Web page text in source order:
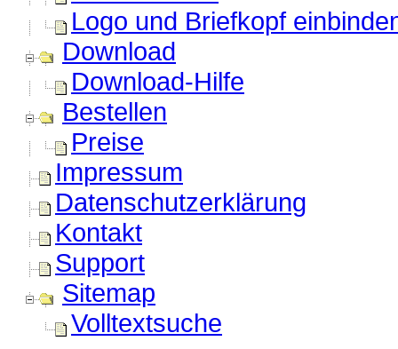
Logo und Briefkopf
Download
Download-Hilfe
Bestellen
Preise
Impressum
Datenschutzerklärung
Kontakt
Support
Sitemap
Volltextsuche